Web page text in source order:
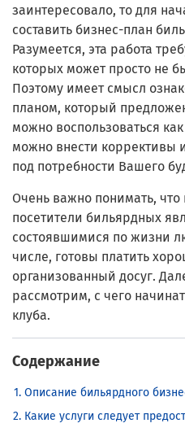
заинтересовало, то для
составить бизнес-план
Разумеется, эта работа
которых может просто не
Поэтому имеет смысл
планом, который
можно воспользоваться
можно внести коррективы
под потребности Вашего
Очень важно понимать, что
посетители бильярдных
состоявшимися по жизни
числе, готовы платить
организованный досуг.
рассмотрим, с чего
клуба.
Содержание
Описание бильярдного
Какие услуги следует